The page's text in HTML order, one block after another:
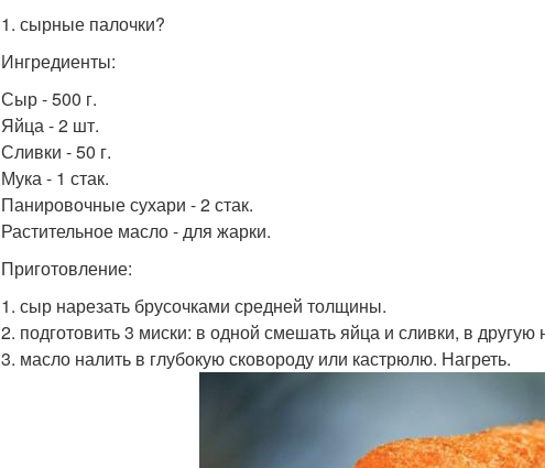
1. сырные палочки?
Ингредиенты:
Сыр - 500 г.
Яйца - 2 шт.
Сливки - 50 г.
Мука - 1 стак.
Панировочные сухари - 2 стак.
Растительное масло - для жарки.
Приготовление:
1. сыр нарезать брусочками средней толщины.
2. подготовить 3 миски: в одной смешать яйца и сливки, в
3. масло налить в глубокую сковороду или кастрюлю. Нагреть.